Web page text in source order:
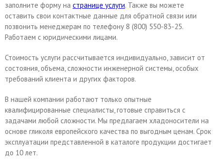
заполните форму на странице услуги. Также вы можете
оставить свои контактные данные для обратной связи или
позвонить менеджерам по телефону 8 (800) 550-83-25.
Работаем с юридическими лицами.
Стоимость услуги рассчитывается индивидуально, зависит от
состояния, объема, сложности инженерной системы, особых
требований клиента и других факторов.
В нашей компании работают только опытные
квалифицированные специалисты, готовые справиться с
задачами любой сложности. Мы предлагаем хладоносители на
основе гликоля европейского качества по выгодным ценам. Срок
эксплуатации представленной в каталоге продукции достигает
до 10 лет.